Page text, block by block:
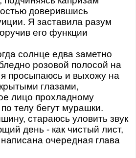
доверившись
Я заставила разум
его функции
солнце едва заметно
розовой полосой на
просыпаюсь и выхожу на
глазами,
лицо прохладному
телу бегут мурашки.
стараюсь уловить звук
день - как чистый лист,
очередная глава